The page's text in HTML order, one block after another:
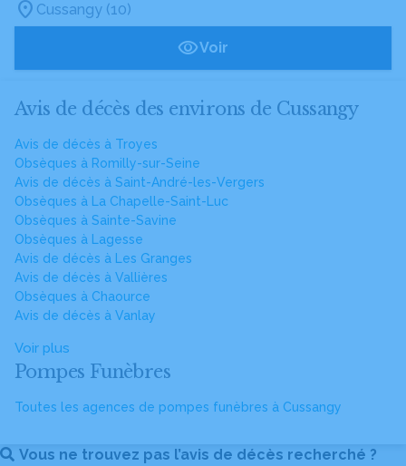
Cussangy (10)
Voir
Avis de décès des environs de Cussangy
Avis de décès à Troyes
Obsèques à Romilly-sur-Seine
Avis de décès à Saint-André-les-Vergers
Obsèques à La Chapelle-Saint-Luc
Obsèques à Sainte-Savine
Obsèques à Lagesse
Avis de décès à Les Granges
Avis de décès à Vallières
Obsèques à Chaource
Avis de décès à Vanlay
Voir plus
Pompes Funèbres
Toutes les agences de pompes funèbres à Cussangy
Vous ne trouvez pas l’avis de décès recherché ?